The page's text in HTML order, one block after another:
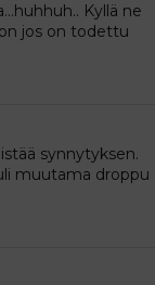
Kyllä ne
jos on todettu
synnytyksen.
muutama droppu